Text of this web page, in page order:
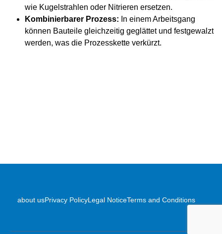
wie Kugelstrahlen oder Nitrieren ersetzen.
Kombinierbarer Prozess: In einem Arbeitsgang
können Bauteile gleichzeitig geglättet und festgewalzt
werden, was die Prozesskette verkürzt.
about usPrivacy PolicyLegal NoticeTerms and Conditions